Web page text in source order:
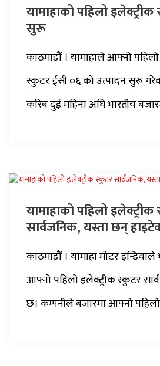
यामाहाको पहिलो
सुरू
काठमाडौं । यामाहाले आफ्नो
स्कुटर ईसी ०६ को उत्पादन सुरू
करिब दुई महिना अघि भारतीय
यामाहाको पहिलो
सार्वजनिक, यस्ता छन्
काठमाडौं । यामाहा मोटर
आफ्नो पहिलो इलेक्ट्रीक स्कुटर
छ। कम्पनीले बजारमा आफ्नो